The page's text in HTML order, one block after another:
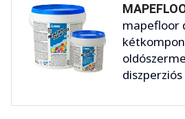
mapefloor
diszperziós